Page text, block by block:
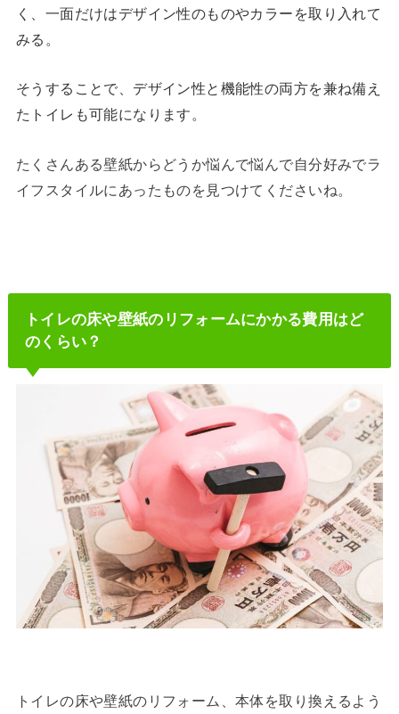
く、一面だけはデザイン性のものやカラーを取り入れて
みる。
そうすることで、デザイン性と機能性の両方を兼ね備え
たトイレも可能になります。
たくさんある壁紙からどうか悩んで悩んで自分好みでラ
イフスタイルにあったものを見つけてくださいね。
トイレの床や壁紙のリフォームにかかる費用はど
のくらい？
トイレの床や壁紙のリフォーム、本体を取り換えるよう